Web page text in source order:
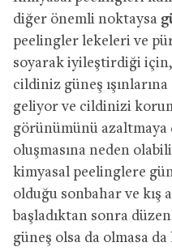
diğer önemli noktaysa
peelingler lekeleri ve
soyarak iyileştirdiği için,
cildiniz güneş
geliyor ve cildinizi
görünümünü azaltmaya
oluşmasına neden
kimyasal peelinglere
olduğu sonbahar ve kış
başladıktan sonra
güneş olsa da olmasa